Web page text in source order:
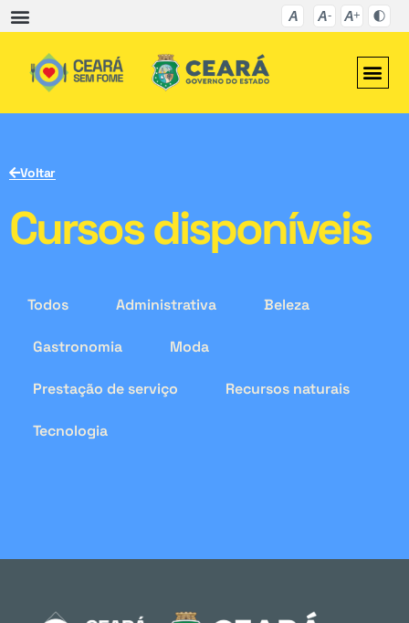
Voltar
Cursos disponíveis
Todos Administrativa Beleza
Gastronomia Moda
Prestação de serviço Recursos naturais
Tecnologia